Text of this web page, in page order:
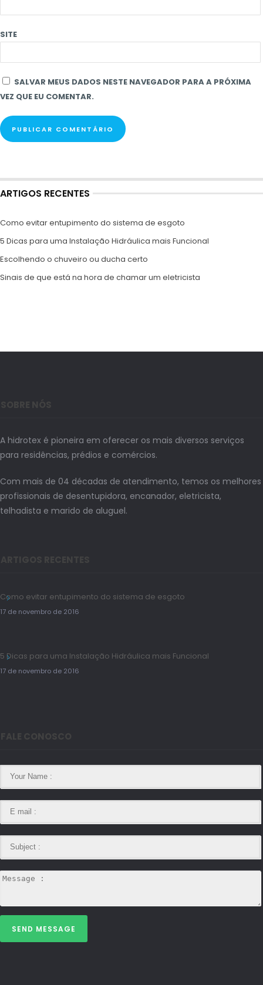
SITE
SALVAR MEUS DADOS NESTE NAVEGADOR PARA A PRÓXIMA
VEZ QUE EU COMENTAR.
ARTIGOS RECENTES
Como evitar entupimento do sistema de esgoto
5 Dicas para uma Instalação Hidráulica mais Funcional
Escolhendo o chuveiro ou ducha certo
Sinais de que está na hora de chamar um eletricista
A hidrotex é pioneira em oferecer os mais diversos serviços
para residências, prédios e comércios.
Com mais de 04 décadas de atendimento, temos os melhores
profissionais de desentupidora, encanador, eletricista,
telhadista e marido de aluguel.
Como evitar entupimento do sistema de esgoto
17 de novembro de 2016
5 Dicas para uma Instalação Hidráulica mais Funcional
17 de novembro de 2016
SEND MESSAGE